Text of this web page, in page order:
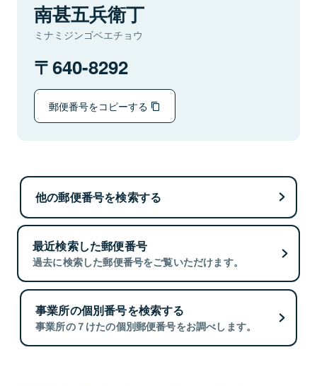
南甚五兵衛丁
ミナミジンゴベエチョウ
640-8292
郵便番号をコピーする
他の郵便番号を検索する
最近検索した郵便番号
過去に検索した郵便番号をご覧いただけます。
事業所の個別番号を検索する
事業所の７けたの個別郵便番号をお調べします。